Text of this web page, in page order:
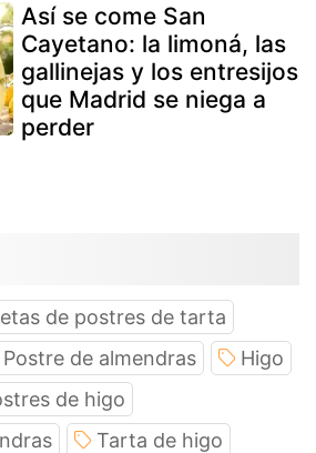
Así se come San
Cayetano: la limoná, las
gallinejas y los entresijos
que Madrid se niega a
perder
de postres de tarta
Postre de almendras
Higo
de higo
Tarta de higo